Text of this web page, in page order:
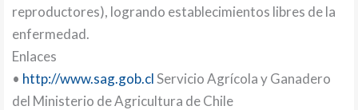
reproductores), logrando establecimientos libres de la
enfermedad.
Enlaces
• http://www.sag.gob.clServicio Agrícola y Ganadero
del Ministerio de Agricultura de Chile